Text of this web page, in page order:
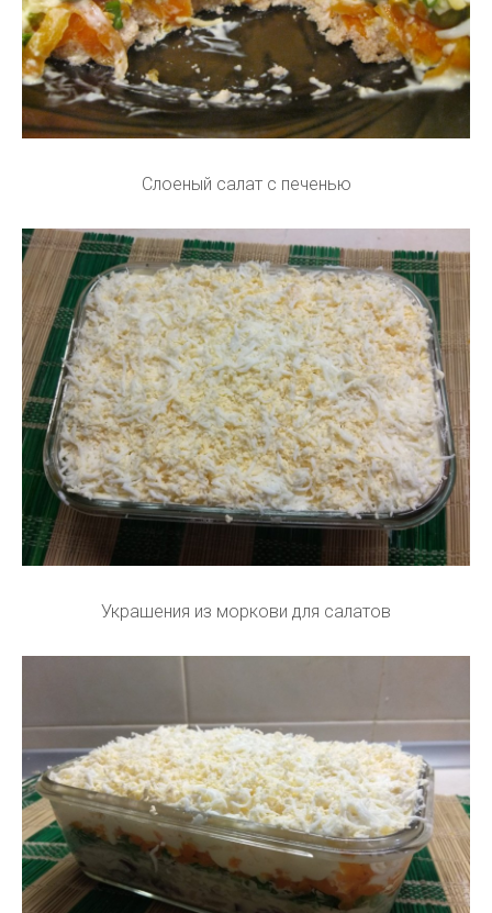
Слоеный салат с печенью
Украшения из моркови для салатов